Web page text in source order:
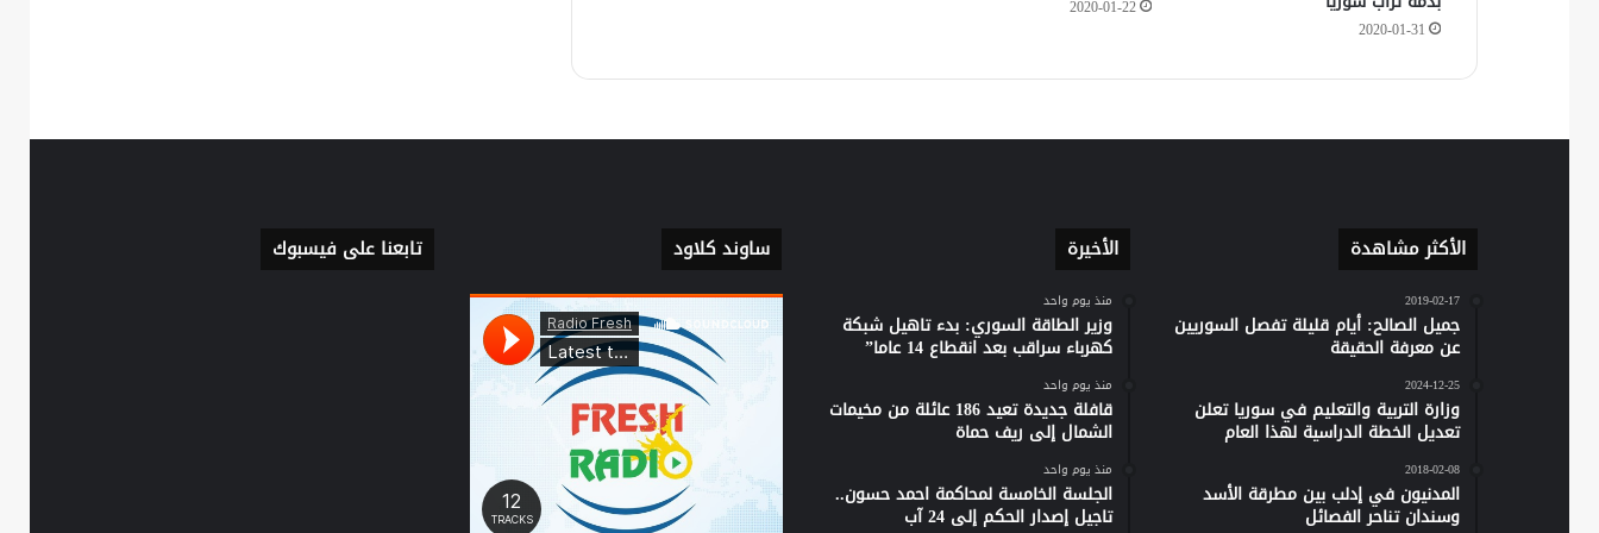
2020-01-31
2020-01-22
الأكثر مشاهدة
2019-02-17
جميل الصالح: أيام قليلة تفصل السوريين
عن معرفة الحقيقة
2024-12-25
وزارة التربية والتعليم في سوريا تعلن
تعديل الخطة الدراسية لهذا العام
2018-02-08
المدنيون في إدلب بين مطرقة الأسد
وسندان تناحر الفصائل
الأخيرة
منذ يوم واحد
وزير الطاقة السوري: بدء تاهيل شبكة
كهرباء سراقب بعد انقطاع 14 عاما”
منذ يوم واحد
قافلة جديدة تعيد 186 عائلة من مخيمات
الشمال إلى ريف حماة
منذ يوم واحد
الجلسة الخامسة لمحاكمة احمد حسون..
تاجيل إصدار الحكم إلى 24 آب
ساوند كلاود تابعنا على فيسبوك